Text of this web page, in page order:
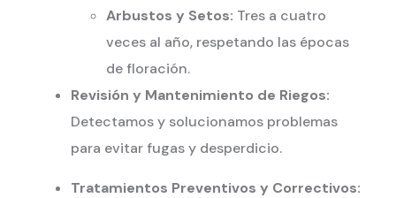
Arbustos y Setos: Tres a cuatro
veces al año, respetando las épocas
de floración.
Revisión y Mantenimiento de Riegos:
Detectamos y solucionamos problemas
para evitar fugas y desperdicio.
Tratamientos Preventivos y Correctivos: